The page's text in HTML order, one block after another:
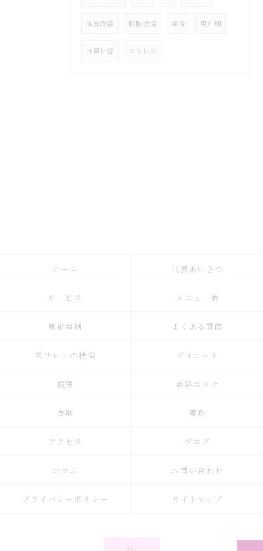
体質改善 脂肪燃焼 産後 更年期
自律神経 ストレス
ホーム 代表あいさつ
サービス メニュー表
施術事例 よくある質問
当サロンの特徴 ダイエット
健康 美容エステ
食欲 痩身
アクセス ブログ
コラム お問い合わせ
プライバシーポリシー サイトマップ